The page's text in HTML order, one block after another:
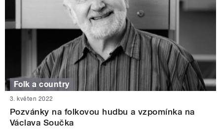
Folk a country
3. květen 2022
Pozvánky na folkovou hudbu a vzpomínka na
Václava Součka